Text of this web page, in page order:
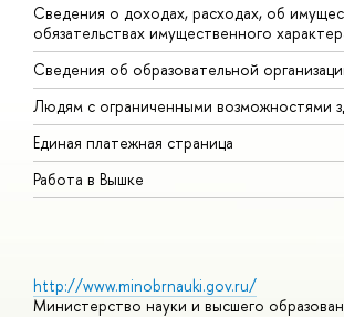
Сведения о доходах, расходах, об
обязательствах имущественного
Сведения об образовательной
Людям с ограниченными возможностями
Единая платежная страница
Работа в Вышке
http://www.minobrnauki.gov.ru/
Министерство науки и высшего